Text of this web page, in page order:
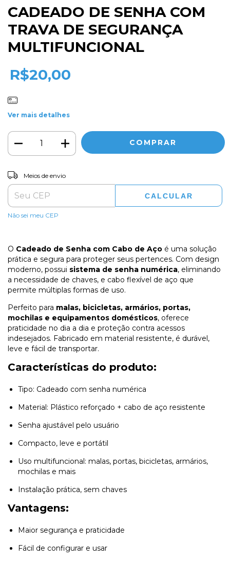
CADEADO DE SENHA COM
TRAVA DE SEGURANÇA
MULTIFUNCIONAL
R$20,00
Ver mais detalhes
Entregas para o CEP:
Meios de envio
CALCULAR
Não sei meu CEP
O Cadeado de Senha com Cabo de Aço é uma solução
prática e segura para proteger seus pertences. Com design
moderno, possui sistema de senha numérica, eliminando
a necessidade de chaves, e cabo flexível de aço que
permite múltiplas formas de uso.
Perfeito para malas, bicicletas, armários, portas,
mochilas e equipamentos domésticos, oferece
praticidade no dia a dia e proteção contra acessos
indesejados. Fabricado em material resistente, é durável,
leve e fácil de transportar.
Características do produto:
Tipo: Cadeado com senha numérica
Material: Plástico reforçado + cabo de aço resistente
Senha ajustável pelo usuário
Compacto, leve e portátil
Uso multifuncional: malas, portas, bicicletas, armários,
mochilas e mais
Instalação prática, sem chaves
Vantagens:
Maior segurança e praticidade
Fácil de configurar e usar